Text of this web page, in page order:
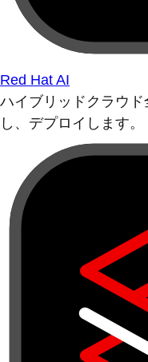
Red Hat AI
ハイブリッドクラウ
し、デプロイします。